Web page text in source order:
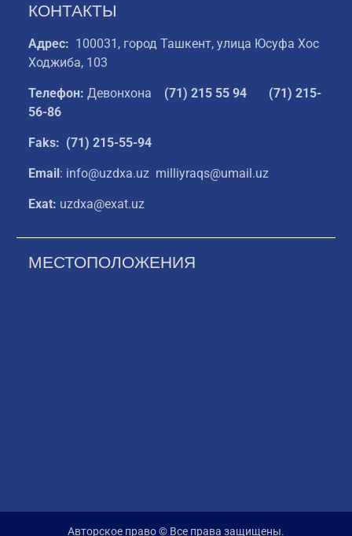
КОНТАКТЫ
Адрес: 100031, город Ташкент, улица Юсуфа Хос
Ходжиба, 103
Телефон: Девонхона (71) 215 55 94
(71) 215-
56-86
Faks: (71) 215-55-94
Email: info@uzdxa.uz milliyraqs@umail.uz
Exat: uzdxa@exat.uz
МЕСТОПОЛОЖЕНИЯ
Авторское право © Все права защищены.